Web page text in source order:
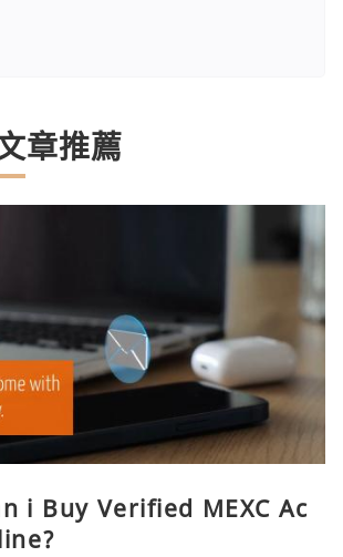
章推薦
i Buy Verified MEXC Ac